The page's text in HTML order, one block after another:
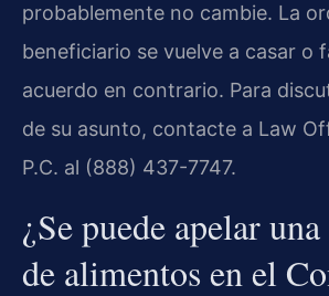
probablemente no cambie. La
beneficiario se vuelve a casar o
acuerdo en contrario. Para
de su asunto, contacte a Law
P.C. al (888) 437-7747.
¿Se puede apelar
de alimentos en el